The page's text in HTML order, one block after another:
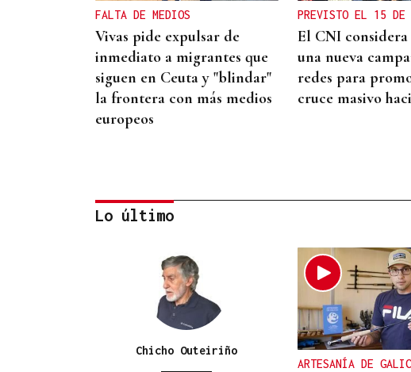
FALTA DE MEDIOS
Vivas pide expulsar de
inmediato a migrantes que
siguen en Ceuta y "blindar"
la frontera con más medios
europeos
PREVISTO EL 15 DE
El CNI
una nueva
redes para
cruce masivo
CRECIMIENTO DEMOGRÁFICO
Gráfico | España roza los 50
millones de habitantes tras
alcanzar un nuevo máximo
Lo último
Chicho Outeiriño
ARTESANÍA DE